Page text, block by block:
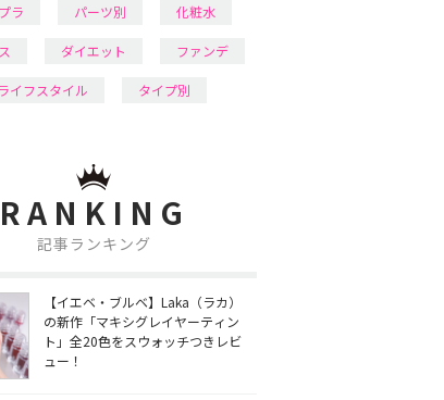
ラ パーツ別 化粧水
ダイエット ファンデ
ライフスタイル タイプ別
RANKING
記事ランキング
【イエベ・ブルベ】Laka（ラカ）
の新作「マキシグレイヤーティン
ト」全20色をスウォッチつきレビ
ュー！